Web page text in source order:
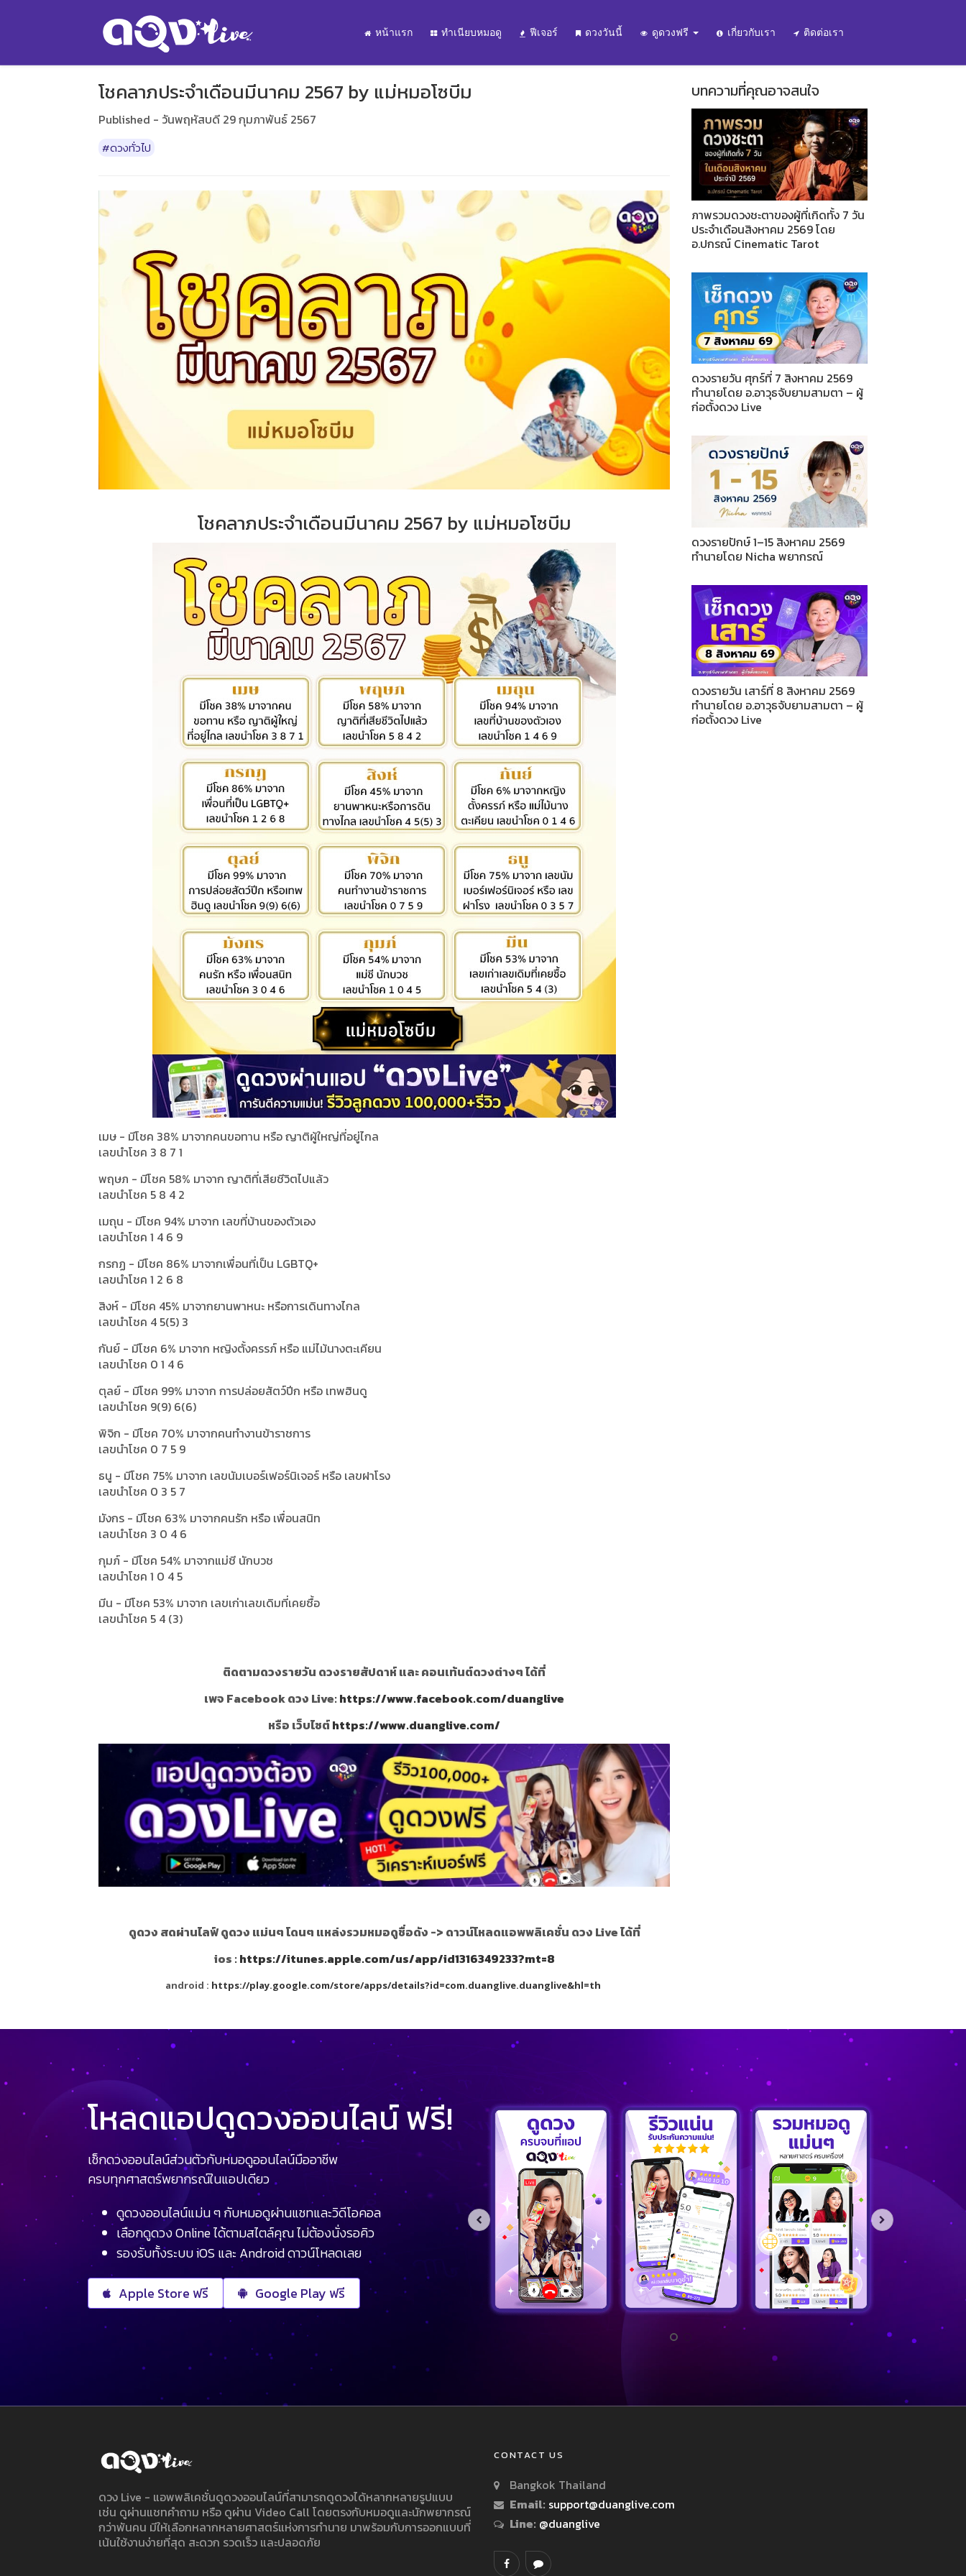
หน้าแรก ทำเนียบหมอดู ฟีเจอร์ ดวงวันนี้ ดูดวงฟรี เกี่ยวกับเรา ติดต่อเรา
โชคลาภประจำเดือนมีนาคม 2567 by แม่หมอโซบีม
Published - วันพฤหัสบดี 29 กุมภาพันธ์ 2567
#ดวงทั่วไป
โชคลาภประจำเดือนมีนาคม 2567 by แม่หมอโซบีม
เมษ - มีโชค 38% มาจากคนขอทาน หรือ ญาติผู้ใหญ่ที่อยู่ไกล
เลขนำโชค 3 8 7 1
พฤษภ - มีโชค 58% มาจาก ญาติที่เสียชีวิตไปแล้ว
เลขนำโชค 5 8 4 2
เมถุน - มีโชค 94% มาจาก เลขที่บ้านของตัวเอง
เลขนำโชค 1 4 6 9
กรกฏ - มีโชค 86% มาจากเพื่อนที่เป็น LGBTQ+
เลขนำโชค 1 2 6 8
สิงห์ - มีโชค 45% มาจากยานพาหนะ หรือการเดินทางไกล
เลขนำโชค 4 5(5) 3
กันย์ - มีโชค 6% มาจาก หญิงตั้งครรภ์ หรือ แม่ไม้นางตะเคียน
เลขนำโชค 0 1 4 6
ตุลย์ - มีโชค 99% มาจาก การปล่อยสัตว์ปีก หรือ เทพฮินดู
เลขนำโชค 9(9) 6(6)
พิจิก - มีโชค 70% มาจากคนทำงานข้าราชการ
เลขนำโชค 0 7 5 9
ธนู - มีโชค 75% มาจาก เลขนัมเบอร์เฟอร์นิเจอร์ หรือ เลขฝาโรง
เลขนำโชค 0 3 5 7
มังกร - มีโชค 63% มาจากคนรัก หรือ เพื่อนสนิท
เลขนำโชค 3 0 4 6
กุมภ์ - มีโชค 54% มาจากแม่ชี นักบวช
เลขนำโชค 1 0 4 5
มีน - มีโชค 53% มาจาก เลขเก่าเลขเดิมที่เคยซื้อ
เลขนำโชค 5 4 (3)
ติดตามดวงรายวัน ดวงรายสัปดาห์ และ คอนเท้นต์ดวงต่างๆ ได้ที่
เพจ Facebook ดวง Live:https://www.facebook.com/duanglive
หรือ เว็บไซต์https://www.duanglive.com/
ดูดวง สดผ่านไลฟ์ ดูดวง แม่นๆ โดนๆ แหล่งรวมหมอดูชื่อดัง -> ดาวน์โหลดแอพพลิเคชั่น ดวง Live ได้ที่
ios :https://itunes.apple.com/us/app/id1316349233?mt=8
android : https://play.google.com/store/apps/details?id=com.duanglive.duanglive&hl=th
บทความที่คุณอาจสนใจ
ภาพรวมดวงชะตาของผู้ที่เกิดทั้ง 7 วัน
ประจำเดือนสิงหาคม 2569 โดย
อ.ปกรณ์ Cinematic Tarot
ดวงรายวัน ศุกร์ที่ 7 สิงหาคม 2569
ทำนายโดย อ.อาวุธจับยามสามตา – ผู้
ก่อตั้งดวง Live
ดวงรายปักษ์ 1–15 สิงหาคม 2569
ทำนายโดย Nicha พยากรณ์
ดวงรายวัน เสาร์ที่ 8 สิงหาคม 2569
ทำนายโดย อ.อาวุธจับยามสามตา – ผู้
ก่อตั้งดวง Live
โหลดแอปดูดวงออนไลน์ ฟรี!
เช็กดวงออนไลน์ส่วนตัวกับหมอดูออนไลน์มืออาชีพ
ครบทุกศาสตร์พยากรณ์ในแอปเดียว
ดูดวงออนไลน์แม่น ๆ กับหมอดูผ่านแชทและวิดีโอคอล
เลือกดูดวง Online ได้ตามสไตล์คุณ ไม่ต้องนั่งรอคิว
รองรับทั้งระบบ iOS และ Android ดาวน์โหลดเลย
Apple Store ฟรี Google Play ฟรี
ดวง Live - แอพพลิเคชั่นดูดวงออนไลน์ที่สามารถดูดวงได้หลากหลายรูปแบบ
เช่น ดูผ่านแชทคำถาม หรือ ดูผ่าน Video Call โดยตรงกับหมอดูและนักพยากรณ์
กว่าพันคน มีให้เลือกหลากหลายศาสตร์แห่งการทำนาย มาพร้อมกับการออกแบบที่
เน้นใช้งานง่ายที่สุด สะดวก รวดเร็ว และปลอดภัย
CONTACT US
Bangkok Thailand
Email: support@duanglive.com
Line: @duanglive